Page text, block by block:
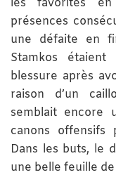
les favorites
présences
une défaite en
Stamkos
blessure après
raison d’un
semblait encore
canons offensifs
Dans les buts, le
une belle feuille